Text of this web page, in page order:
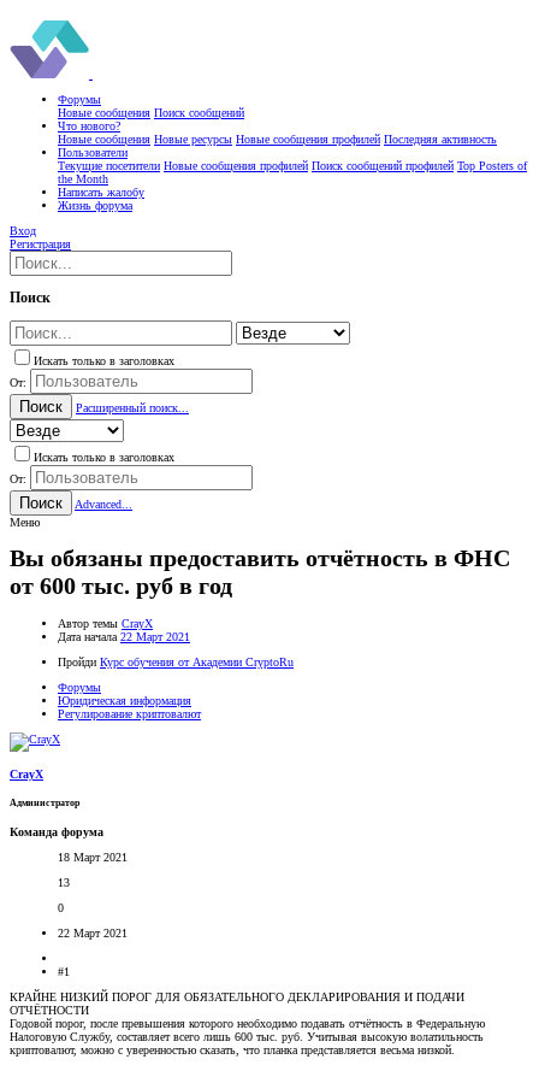
Форумы
Новые сообщения Поиск сообщений
Что нового?
Новые сообщения Новые ресурсы Новые сообщения профилей Последняя активность
Пользователи
Текущие посетители Новые сообщения профилей Поиск сообщений профилей Top Posters of
the Month
Написать жалобу
Жизнь форума
Вход
Регистрация
Поиск
Искать только в заголовках
От:
Поиск Расширенный поиск...
Искать только в заголовках
От:
Поиск
Advanced...
Меню
Вы обязаны предоставить отчётность в ФНС
от 600 тыс. руб в год
Автор темы CrayX
Дата начала 22 Март 2021
Пройди Курс обучения от Академии CryptoRu
Форумы
Юридическая информация
Регулирование криптовалют
CrayX
Администратор
Команда форума
18 Март 2021
13
0
22 Март 2021
#1
КРАЙНЕ НИЗКИЙ ПОРОГ ДЛЯ ОБЯЗАТЕЛЬНОГО ДЕКЛАРИРОВАНИЯ И ПОДАЧИ
ОТЧЁТНОСТИ
Годовой порог, после превышения которого необходимо подавать отчётность в Федеральную
Налоговую Службу, составляет всего лишь 600 тыс. руб. Учитывая высокую волатильность
криптовалют, можно с уверенностью сказать, что планка представляется весьма низкой.